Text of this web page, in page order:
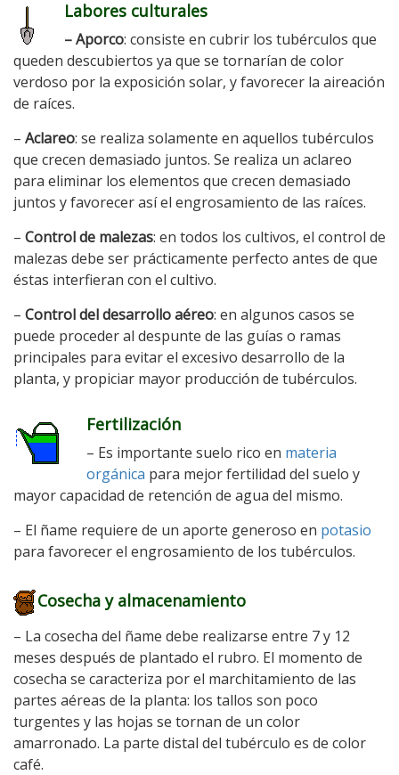
Labores culturales
– Aporco: consiste en cubrir los tubérculos que
queden descubiertos ya que se tornarían de color
verdoso por la exposición solar, y favorecer la aireación
de raíces.
– Aclareo: se realiza solamente en aquellos tubérculos
que crecen demasiado juntos. Se realiza un aclareo
para eliminar los elementos que crecen demasiado
juntos y favorecer así el engrosamiento de las raíces.
– Control de malezas: en todos los cultivos, el control de
malezas debe ser prácticamente perfecto antes de que
éstas interfieran con el cultivo.
– Control del desarrollo aéreo: en algunos casos se
puede proceder al despunte de las guías o ramas
principales para evitar el excesivo desarrollo de la
planta, y propiciar mayor producción de tubérculos.
Fertilización
– Es importante suelo rico en materia
orgánica para mejor fertilidad del suelo y
mayor capacidad de retención de agua del mismo.
– El ñame requiere de un aporte generoso en potasio
para favorecer el engrosamiento de los tubérculos.
Cosecha y almacenamiento
– La cosecha del ñame debe realizarse entre 7 y 12
meses después de plantado el rubro. El momento de
cosecha se caracteriza por el marchitamiento de las
partes aéreas de la planta: los tallos son poco
turgentes y las hojas se tornan de un color
amarronado. La parte distal del tubérculo es de color
café.